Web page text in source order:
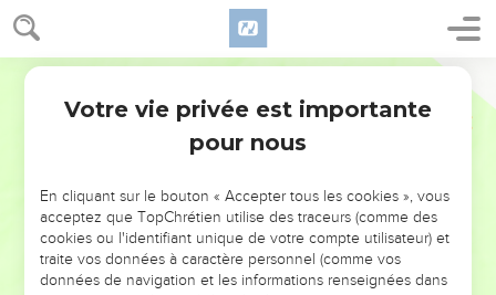
NE MANQUEZ PAS L’ÉVÉNEMENT
DE L’ANNÉE !
ET SI LEURS ERREURS POUVAIENT VOUS ÉVITER LES
VOTRES ?
Votre vie privée est importante
pour nous
En cliquant sur le bouton « Accepter tous les cookies », vous
acceptez que TopChrétien utilise des traceurs (comme des
cookies ou l'identifiant unique de votre compte utilisateur) et
traite vos données à caractère personnel (comme vos
données de navigation et les informations renseignées dans